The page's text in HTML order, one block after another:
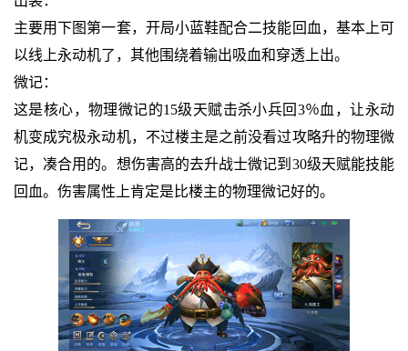
主要用下图第一套，开局小蓝鞋配合二技能回血，基本上可
以线上永动机了，其他围绕着输出吸血和穿透上出。
微记：
这是核心，物理微记的15级天赋击杀小兵回3％血，让永动
机变成究极永动机，不过楼主是之前没看过攻略升的物理微
记，凑合用的。想伤害高的去升战士微记到30级天赋能技能
回血。伤害属性上肯定是比楼主的物理微记好的。